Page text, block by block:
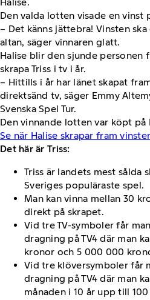
Den valda lotten visade en vinst
– Det känns jättebra! Vinsten
altan, säger vinnaren glatt.
Halise blir den sjunde personen
skrapa Triss i tv i år.
– Hittills i år har länet skapat
direktsänd tv, säger Emmy
Svenska Spel Tur.
Den vinnande lotten var köpt på
Se när Halise skrapar fram
Det här är Triss:
Triss är landets mest sålda
Sveriges populäraste spel.
Man kan vinna mellan 30
direkt på skrapet.
Vid tre TV-symboler får
dragning på TV4 där man
kronor och 5 000 000
Vid tre klöversymboler får
dragning på TV4 där man
månaden i 10 år upp till